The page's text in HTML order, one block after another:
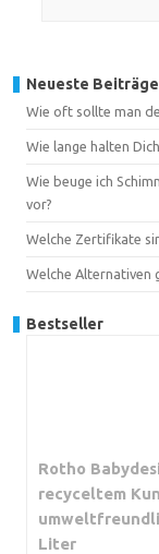
Neueste Beiträge
Wie oft sollte man
Wie lange halten
Wie beuge ich
vor?
Welche Zertifikate
Welche Alternativen
Bestseller
Rotho
recyceltem
Liter